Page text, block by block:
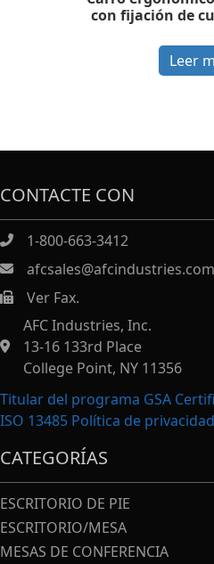
con fijación de
Leer
CONTACTE CON
1-800-663-3412
afcsales@afcindustries.com
https://afcindustries.com/
Ver Fax.
AFC Industries, Inc.
13-16 133rd Place
College Point, NY 11356
Titular del programa GSA
ISO 13485 Política de privacidad
CATEGORÍAS
ESCRITORIO DE PIE
ESCRITORIO/MESA
MESAS DE CONFERENCIA